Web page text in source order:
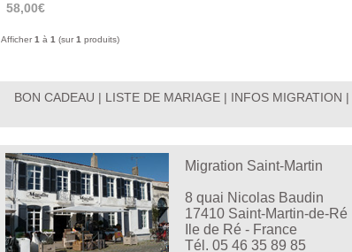
58,00€
Afficher 1 à 1 (sur 1 produits)
BON CADEAU | LISTE DE MARIAGE| INFOS MIGRATION |
Migration Saint-Martin
8 quai Nicolas Baudin
17410 Saint-Martin-de-Ré
Ile de Ré - France
Tél. 05 46 35 89 85